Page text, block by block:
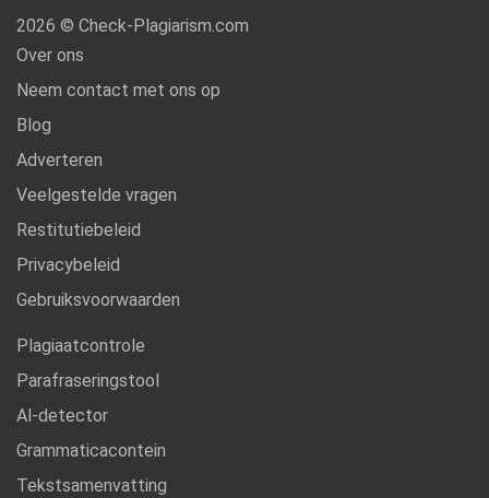
2026 © Check-Plagiarism.com
Over ons
Neem contact met ons op
Blog
Adverteren
Veelgestelde vragen
Restitutiebeleid
Privacybeleid
Gebruiksvoorwaarden
Plagiaatcontrole
Parafraseringstool
Al-detector
Grammaticacontein
Tekstsamenvatting